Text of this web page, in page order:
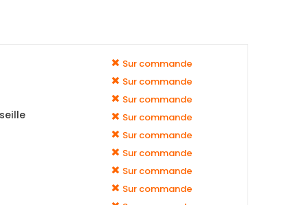
Sur commande
Sur commande
Sur commande
Sur commande
Sur commande
Sur commande
Sur commande
Sur commande